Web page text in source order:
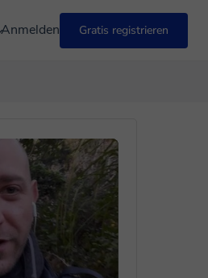
Anmelden Gratis registrieren